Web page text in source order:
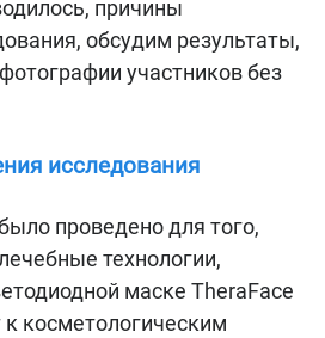
причины
обсудим результаты,
участников без
исследования
проведено для того,
технологии,
маске TheraFace
к косметологическим